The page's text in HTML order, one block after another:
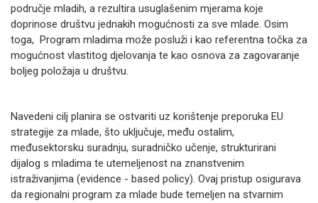
područje mladih, a rezultira usuglašenim mjerama koje
doprinose društvu jednakih mogućnosti za sve mlade. Osim
toga, Program mladima može posluži i kao referentna točka za
mogućnost vlastitog djelovanja te kao osnova za zagovaranje
boljeg položaja u društvu.
Navedeni cilj planira se ostvariti uz korištenje preporuka EU
strategije za mlade, što uključuje, među ostalim,
međusektorsku suradnju, suradničko učenje, strukturirani
dijalog s mladima te utemeljenost na znanstvenim
istraživanjima (evidence - based policy). Ovaj pristup osigurava
da regionalni program za mlade bude temeljen na stvarnim